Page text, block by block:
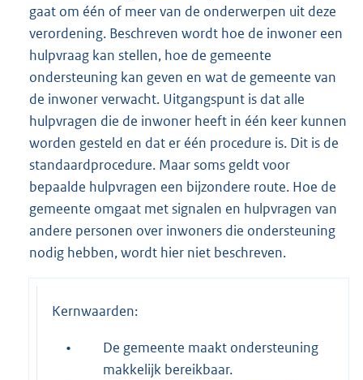
gaat om één of meer van de onderwerpen uit deze
verordening. Beschreven wordt hoe de inwoner een
hulpvraag kan stellen, hoe de gemeente
ondersteuning kan geven en wat de gemeente van
de inwoner verwacht. Uitgangspunt is dat alle
hulpvragen die de inwoner heeft in één keer kunnen
worden gesteld en dat er één procedure is. Dit is de
standaardprocedure. Maar soms geldt voor
bepaalde hulpvragen een bijzondere route. Hoe de
gemeente omgaat met signalen en hulpvragen van
andere personen over inwoners die ondersteuning
nodig hebben, wordt hier niet beschreven.
Kernwaarden:
•
De gemeente maakt ondersteuning
makkelijk bereikbaar.